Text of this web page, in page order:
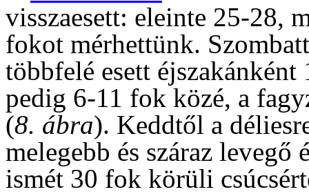
visszaesett: eleinte 25-28,
fokot mérhettünk.
többfelé esett
pedig 6-11 fok közé, a
(8. ábra). Keddtől a
melegebb és száraz
ismét 30 fok körüli